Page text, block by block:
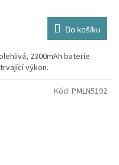
Do košíku
2300mAh baterie
výkon.
Kód: PMLN5192